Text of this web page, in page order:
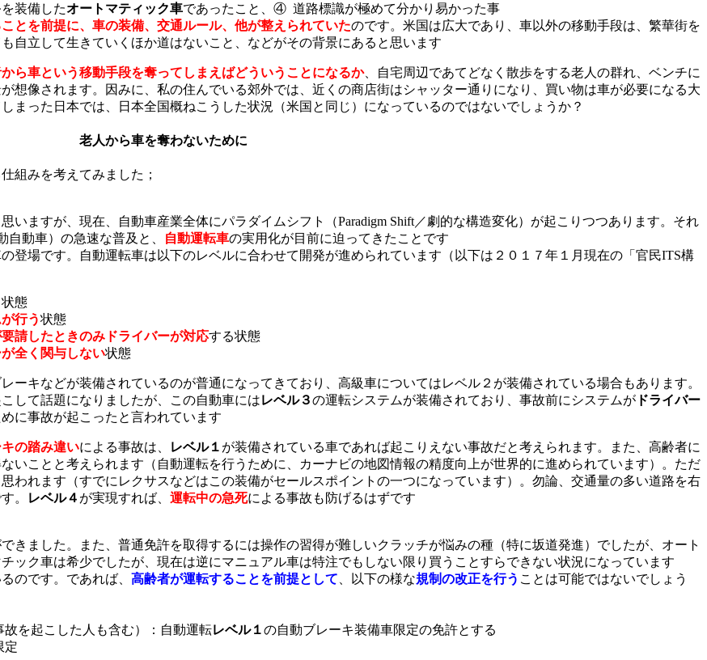
を装備したオートマティック車であったこと、④ 道路標識が極めて分かり易かった事
とを前提に、車の装備、交通ルール、他が整えられていたのです。米国は広大であり、車以外の移動手段は、繁華街を
自立して生きていくほか道はないこと、などがその背景にあると思います
ら車という移動手段を奪ってしまえばどういうことになるか、自宅周辺であてどなく散歩をする老人の群れ、ベンチに
想像されます。因みに、私の住んでいる郊外では、近くの商店街はシャッター通りになり、買い物は車が必要になる大
まった日本では、日本全国概ねこうした状況（米国と同じ）になっているのではないでしょうか？
老人から車を奪わないために
組みを考えてみました；
ますが、現在、自動車産業全体にパラダイムシフト（Paradigm Shift／劇的な構造変化）が起こりつつあります。それ
自動車）の急速な普及と、
自動運転車の実用化が目前に迫ってきたことです
登場です。自動運転車は以下のレベルに合わせて開発が進められています（以下は２０１７年１月現在の「官民ITS構
状態
行う状態
請したときのみドライバーが対応する状態
全く関与しない状態
ーキなどが装備されているのが普通になってきており、高級車についてはレベル２が装備されている場合もあります。
して話題になりましたが、この自動車にはレベル３の運転システムが装備されており、事故前にシステムが ドライバー
に事故が起こったと言われています
の踏み違いによる事故は、 レベル１ が装備されている車であれば起こりえない事故だと考えられます。また、高齢者に
いことと考えられます（自動運転を行うために、カーナビの地図情報の精度向上が世界的に進められています）。ただ
われます（すでにレクサスなどはこの装備がセールスポイントの一つになっています）。勿論、交通量の多い道路を右
。
レベル４ が実現すれば、 運転中の急死による事故も防げるはずです
きました。また、普通免許を取得するには操作の習得が難しいクラッチが悩みの種（特に坂道発進）でしたが、オート
ック車は希少でしたが、現在は逆にマニュアル車は特注でもしない限り買うことすらできない状況になっています
のです。であれば、 高齢者が運転することを前提として、以下の様な規制の改正を行う ことは可能ではないでしょう
を起こした人も含む）：自動運転レベル１の自動ブレーキ装備車限定の免許とする
定